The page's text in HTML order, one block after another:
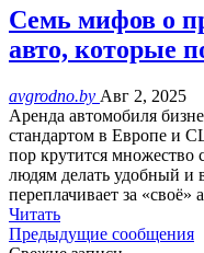
Семь мифов о
авто, которые
avgrodno.by Авг 2, 2025
Аренда автомобиля
стандартом в Европе и
пор крутится
людям делать удобный
переплачивает за «своё»
Читать
Предыдущие сообщения